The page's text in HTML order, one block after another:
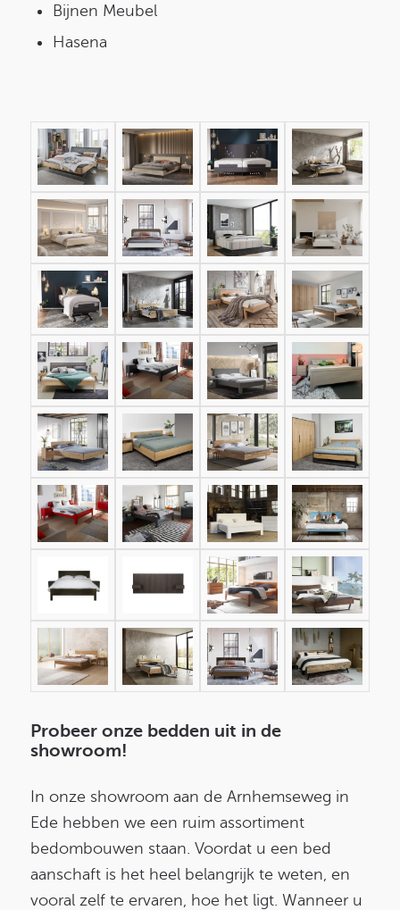
Bijnen Meubel
Hasena
Probeer onze bedden uit in de
showroom!
In onze showroom aan de Arnhemseweg in
Ede hebben we een ruim assortiment
bedombouwen staan. Voordat u een bed
aanschaft is het heel belangrijk te weten, en
vooral zelf te ervaren, hoe het ligt. Wanneer u